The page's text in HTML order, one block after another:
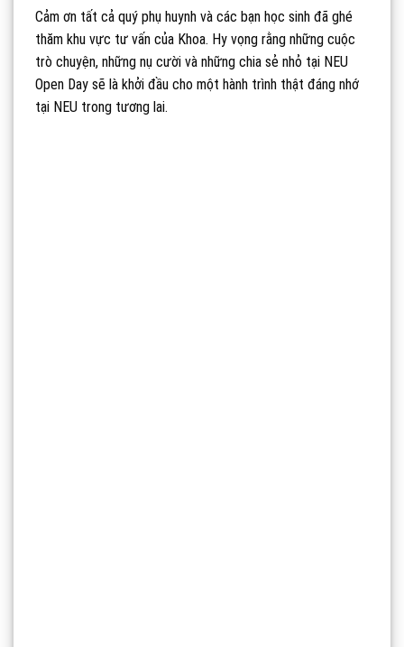
Cảm ơn tất cả quý phụ huynh và các bạn học sinh đã ghé
thăm khu vực tư vấn của Khoa. Hy vọng rằng những cuộc
trò chuyện, những nụ cười và những chia sẻ nhỏ tại NEU
Open Day sẽ là khởi đầu cho một hành trình thật đáng nhớ
tại NEU trong tương lai.